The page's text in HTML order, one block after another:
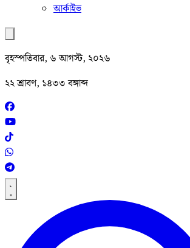
আর্কাইভ
বৃহস্পতিবার, ৬ আগস্ট, ২০২৬
২২ শ্রাবণ, ১৪৩৩ বঙ্গাব্দ